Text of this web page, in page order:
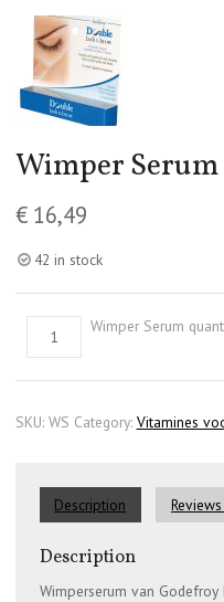
Wimper Serum
€16,49
42 in stock
Wimper Serum
SKU: WS Category: Vitamines
Description
Description
Wimperserum van